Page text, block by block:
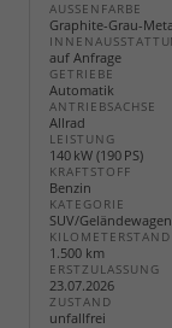
AUSSENFARBE
Graphite-Grau-
auf Anfrage
GETRIEBE
Automatik
ANTRIEBSACHSE
Allrad
LEISTUNG
140 kW (190 PS)
KRAFTSTOFF
Benzin
KATEGORIE
SUV/
KILOMETERSTAND
1.500 km
ERSTZULASSUNG
23.07.2026
ZUSTAND
unfallfrei